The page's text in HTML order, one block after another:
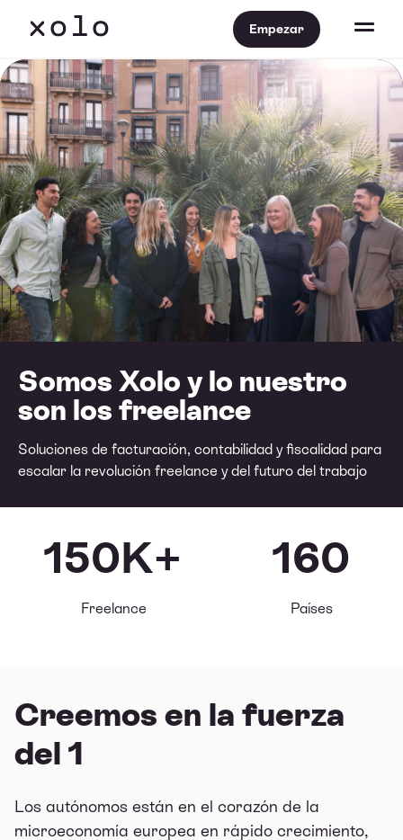
Empezar
Somos Xolo y lo nuestro
son los freelance
Soluciones de facturación, contabilidad y fiscalidad para
escalar la revolución freelance y del futuro del trabajo
150K+
Freelance
160
Países
Creemos en la fuerza
del 1
Los autónomos están en el corazón de la
microeconomía europea en rápido crecimiento,